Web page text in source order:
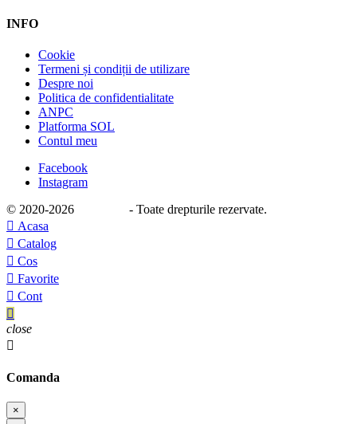
INFO
Cookie
Termeni și condiții de utilizare
Despre noi
Politica de confidentialitate
ANPC
Platforma SOL
Contul meu
Facebook
Instagram
© 2020-2026
- Toate drepturile rezervate.
 Acasa
 Catalog
 Cos
 Favorite
 Cont

close

Comanda
×